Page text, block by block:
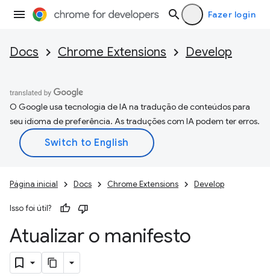
Fazer login
Docs Chrome Extensions Develop
O Google usa tecnologia de IA na tradução de conteúdos para
seu idioma de preferência. As traduções com IA podem ter erros.
Página inicial Docs Chrome Extensions Develop
Isso foi útil?
Atualizar o manifesto